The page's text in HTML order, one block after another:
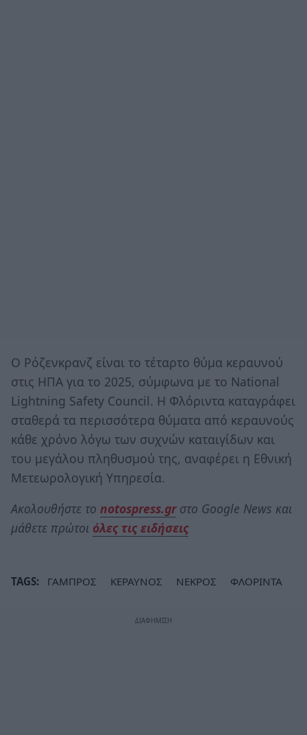
Ο Ρόζενκρανζ είναι το τέταρτο θύμα κεραυνού
στις ΗΠΑ για το 2025, σύμφωνα με το National
Lightning Safety Council. Η Φλόριντα καταγράφει
σταθερά τα περισσότερα θύματα από κεραυνούς
κάθε χρόνο λόγω των συχνών καταιγίδων και
του μεγάλου πληθυσμού της, αναφέρει η Εθνική
Μετεωρολογική Υπηρεσία.
Ακολουθήστε το notospress.grστο Google News και
μάθετε πρώτοι όλες τις ειδήσεις
TAGS: ΓΑΜΠΡΟΣ ΚΕΡΑΥΝΟΣ ΝΕΚΡΟΣ ΦΛΟΡΙΝΤΑ